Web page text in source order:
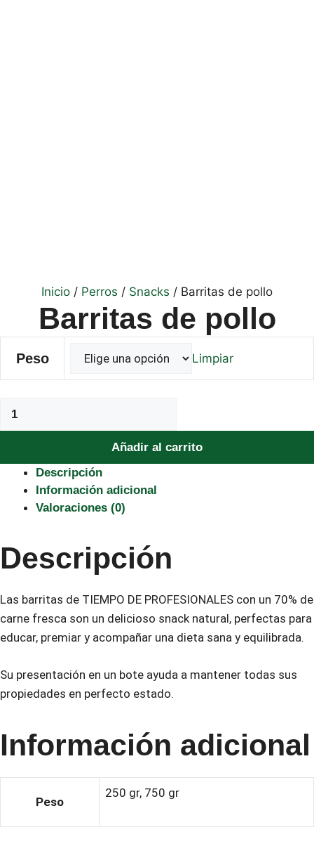
Inicio / Perros / Snacks / Barritas de pollo
Barritas de pollo
Peso Limpiar
Añadir al carrito
Descripción
Información adicional
Valoraciones (0)
Descripción
Las barritas de TIEMPO DE PROFESIONALES con un 70% de
carne fresca son un delicioso snack natural, perfectas para
educar, premiar y acompañar una dieta sana y equilibrada.
Su presentación en un bote ayuda a mantener todas sus
propiedades en perfecto estado.
Información adicional
Peso
250 gr, 750 gr